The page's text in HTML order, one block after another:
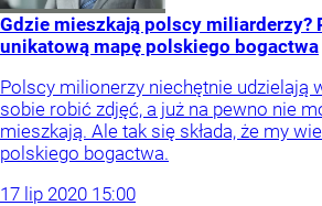
Gdzie mieszkają polscy miliarderzy?
unikatową mapę polskiego bogactwa
Polscy milionerzy niechętnie udzielają
sobie robić zdjęć, a już na pewno nie
mieszkają. Ale tak się składa, że my
polskiego bogactwa.
17 lip 2020 15:00